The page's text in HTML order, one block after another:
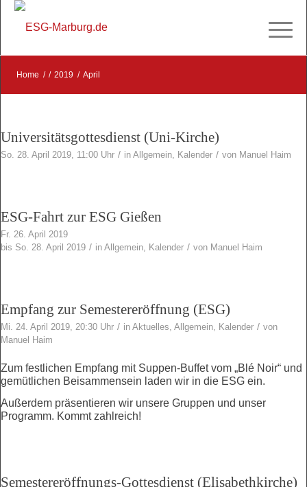
Home / / 2019 / April
Universitätsgottesdienst (Uni-Kirche)
So. 28. April 2019, 11:00 Uhr / in Allgemein, Kalender / von Manuel Haim
ESG-Fahrt zur ESG Gießen
Fr. 26. April 2019
bis So. 28. April 2019 / in Allgemein, Kalender / von Manuel Haim
Empfang zur Semestereröffnung (ESG)
Mi. 24. April 2019, 20:30 Uhr / in Aktuelles, Allgemein, Kalender / von
Manuel Haim
Zum festlichen Empfang mit Suppen-Buffet vom „Blé Noir“ und
gemütlichen Beisammensein laden wir in die ESG ein.
Außerdem präsentieren wir unsere Gruppen und unser
Programm. Kommt zahlreich!
Semestereröffnungs-Gottesdienst (Elisabethkirche)